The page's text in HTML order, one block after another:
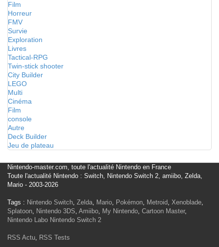
Film
Horreur
FMV
Survie
Exploration
Livres
Tactical-RPG
Twin-stick shooter
City Builder
LEGO
Multi
Cinéma
Film
console
Autre
Deck Builder
Jeu de plateau
Nintendo-master.com, toute l'actualité Nintendo en France
Toute l'actualité Nintendo : Switch, Nintendo Switch 2, amiibo, Zelda,
Mario - 2003-2026
Tags : Nintendo Switch, Zelda, Mario, Pokémon, Metroid, Xenoblade,
Splatoon, Nintendo 3DS, Amiibo, My Nintendo, Cartoon Master,
Nintendo Labo Nintendo Switch 2
RSS Actu, RSS Tests